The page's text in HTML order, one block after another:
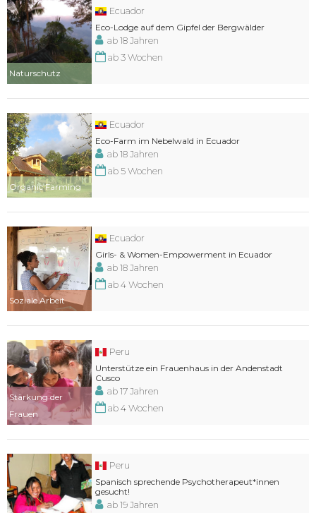
Naturschutz
Ecuador
Eco-Lodge auf dem Gipfel der Bergwälder
ab 18 Jahren
ab 3 Wochen
Organic Farming
Ecuador
Eco-Farm im Nebelwald in Ecuador
ab 18 Jahren
ab 5 Wochen
Soziale Arbeit
Ecuador
Girls- & Women-Empowerment in Ecuador
ab 18 Jahren
ab 4 Wochen
Stärkung der
Frauen
Peru
Unterstütze ein Frauenhaus in der Andenstadt
Cusco
ab 17 Jahren
ab 4 Wochen
Peru
Spanisch sprechende Psychotherapeut*innen
gesucht!
ab 19 Jahren